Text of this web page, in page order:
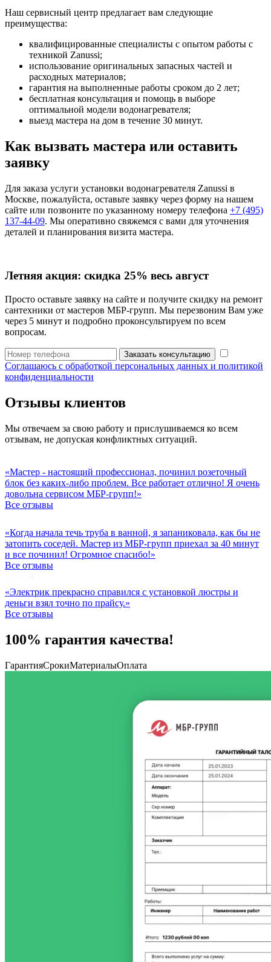
Наш сервисный центр предлагает вам следующие
преимущества:
квалифицированные специалисты с опытом работы с
техникой Zanussi;
использование оригинальных запасных частей и
расходных материалов;
гарантия на выполненные работы сроком до 2 лет;
бесплатная консультация и помощь в выборе
оптимальной модели водонагревателя;
выезд мастера на дом в течение 30 минут.
Как вызвать мастера или оставить
заявку
Для заказа услуги установки водонагревателя Zanussi в
Москве, пожалуйста, оставьте заявку через форму на нашем
сайте или позвоните по указанному номеру телефона +7 (495)
137-44-09. Мы оперативно свяжемся с вами для уточнения
деталей и планирования визита мастера.
Летняя акция: скидка 25% весь август
Просто оставьте заявку на сайте и получите скидку на ремонт
сантехники от мастеров МБР-групп. Мы перезвоним Вам уже
через 5 минут и подробно проконсультируем по всем
вопросам.
Заказать консультацию
Соглашаюсь с обработкой персональных данных и политикой
конфиденциальности
Отзывы клиентов
Мы отвечаем за свою работу и прислушиваемся ко всем
отзывам, не допуская конфликтных ситуаций.
«Мастер - настоящий профессионал, починил розеточный
блок без каких-либо проблем. Все работает отлично! Я очень
довольна сервисом МБР-групп!»
Все отзывы
«Когда начала течь труба в ванной, я запаниковала, как бы не
затопить соседей. Мастер из МБР-групп приехал за 40 минут
и все починил! Огромное спасибо!»
Все отзывы
«Электрик прекрасно справился с установкой люстры и
деньги взял точно по прайсу.»
Все отзывы
100% гарантия качества!
ГарантияСрокиМатериалыОплата